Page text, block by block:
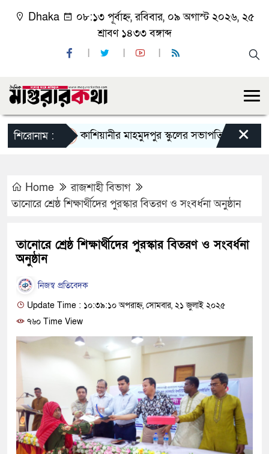
Dhaka
০৮:১৩ পূর্বাহ্ন, রবিবার, ০৯ অগাস্ট ২০২৬, ২৫
শ্রাবণ ১৪৩৩ বঙ্গাব্দ
শিরোনাম : কাশিয়ানীর মাহমুদপুর স্কুলের সভাপতি হলেন গোবিন্দ
×
Home
রাজশাহী বিভাগ
তানোরে শ্রেষ্ঠ শিক্ষার্থীদের পুরস্কার বিতরণ ও সংবর্ধনা অনুষ্ঠান
তানোরে শ্রেষ্ঠ শিক্ষার্থীদের পুরস্কার বিতরণ ও সংবর্ধনা
অনুষ্ঠান
নিজস্ব প্রতিবেদক
Update Time : ১০:৩৯:১০ অপরাহ্ন, সোমবার, ২১ জুলাই ২০২৫
৭৬০ Time View